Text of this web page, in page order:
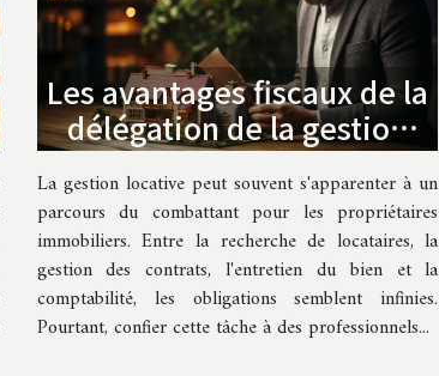
Les avantages fiscaux de la
délégation de la gestion
locative pour les
propriétaires
La gestion locative peut souvent s'apparenter à un
parcours du combattant pour les propriétaires
immobiliers. Entre la recherche de locataires, la
gestion des contrats, l'entretien du bien et la
comptabilité, les obligations semblent infinies.
Pourtant, confier cette tâche à des professionnels...